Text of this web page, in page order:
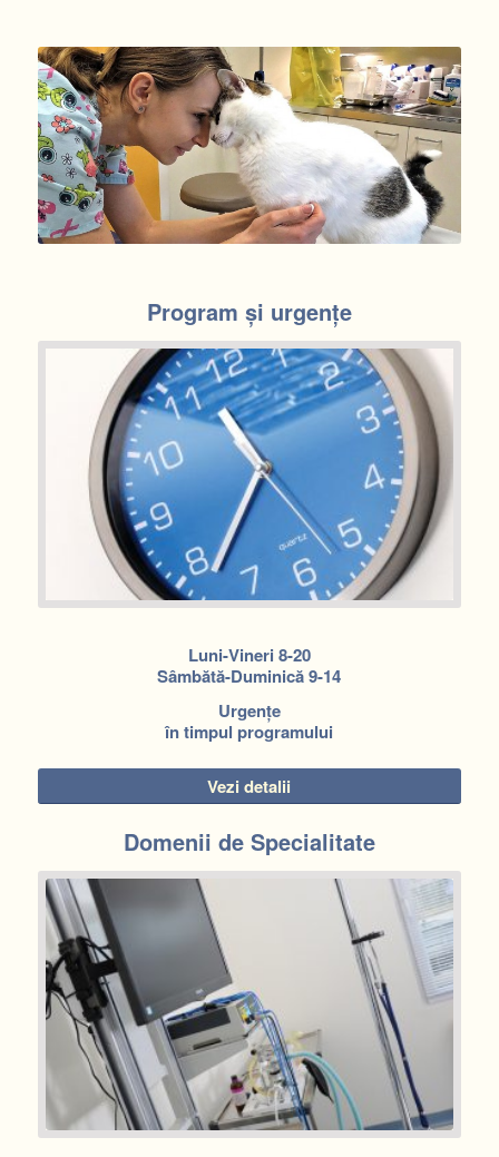
Program și urgențe
Luni-Vineri 8-20
Sâmbătă-Duminică 9-14
Urgențe
în timpul programului
Vezi detalii
Domenii de Specialitate